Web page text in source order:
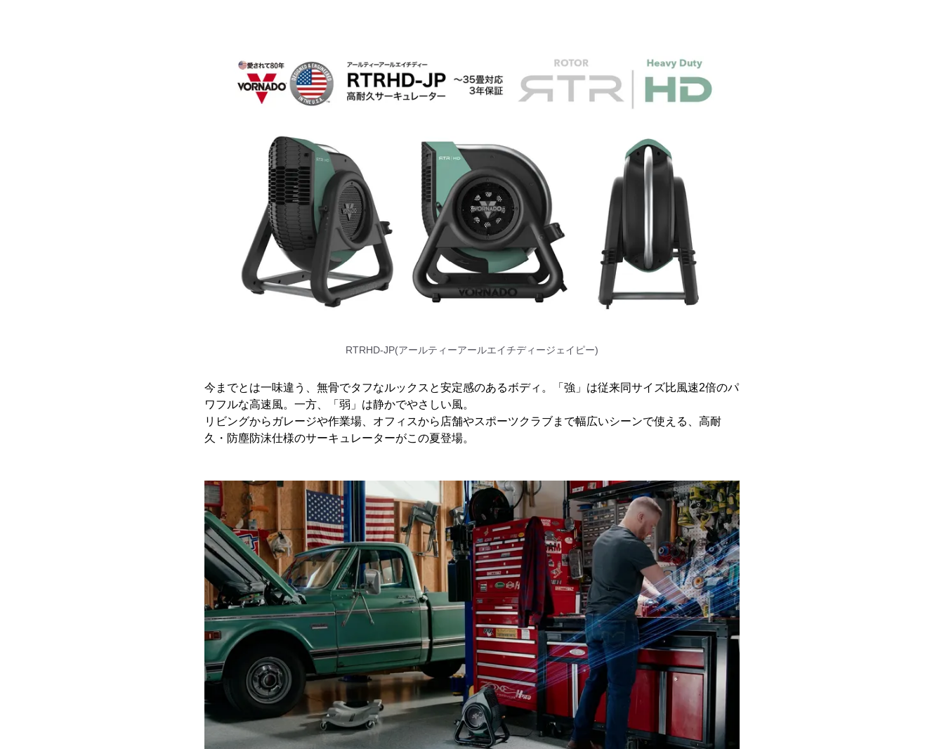
RTRHD-JP(アールティーアールエイチディージェイピー)
今までとは一味違う、無骨でタフなルックスと安定感のあるボディ。「強」は従来同サイズ比風速2倍のパ
ワフルな高速風。一方、「弱」は静かでやさしい風。
リビングからガレージや作業場、オフィスから店舗やスポーツクラブまで幅広いシーンで使える、高耐
久・防塵防沫仕様のサーキュレーターがこの夏登場。